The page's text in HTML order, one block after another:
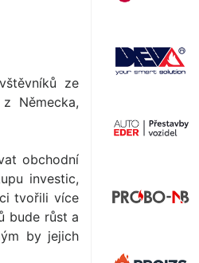
ze
Německa,
obchodní
investic,
tvořili více
bude růst a
by jejich